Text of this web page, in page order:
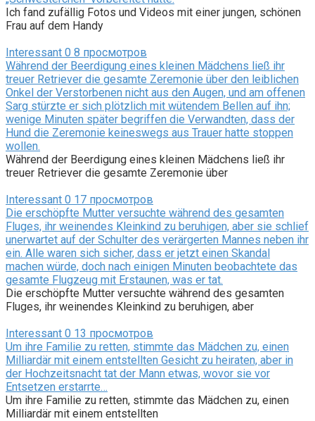
Ich fand zufällig Fotos und Videos mit einer jungen, schönen
Frau auf dem Handy
Interessant 0 8 просмотров
Während der Beerdigung eines kleinen Mädchens ließ ihr
treuer Retriever die gesamte Zeremonie über den leiblichen
Onkel der Verstorbenen nicht aus den Augen, und am offenen
Sarg stürzte er sich plötzlich mit wütendem Bellen auf ihn;
wenige Minuten später begriffen die Verwandten, dass der
Hund die Zeremonie keineswegs aus Trauer hatte stoppen
wollen.
Während der Beerdigung eines kleinen Mädchens ließ ihr
treuer Retriever die gesamte Zeremonie über
Interessant 0 17 просмотров
Die erschöpfte Mutter versuchte während des gesamten
Fluges, ihr weinendes Kleinkind zu beruhigen, aber sie schlief
unerwartet auf der Schulter des verärgerten Mannes neben ihr
ein. Alle waren sich sicher, dass er jetzt einen Skandal
machen würde, doch nach einigen Minuten beobachtete das
gesamte Flugzeug mit Erstaunen, was er tat.
Die erschöpfte Mutter versuchte während des gesamten
Fluges, ihr weinendes Kleinkind zu beruhigen, aber
Interessant 0 13 просмотров
Um ihre Familie zu retten, stimmte das Mädchen zu, einen
Milliardär mit einem entstellten Gesicht zu heiraten, aber in
der Hochzeitsnacht tat der Mann etwas, wovor sie vor
Entsetzen erstarrte…
Um ihre Familie zu retten, stimmte das Mädchen zu, einen
Milliardär mit einem entstellten